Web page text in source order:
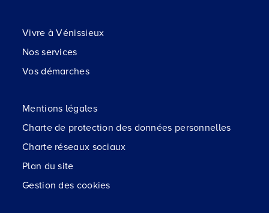
Vivre à Vénissieux
Nos services
Vos démarches
Mentions légales
Charte de protection des données personnelles
Charte réseaux sociaux
Plan du site
Gestion des cookies